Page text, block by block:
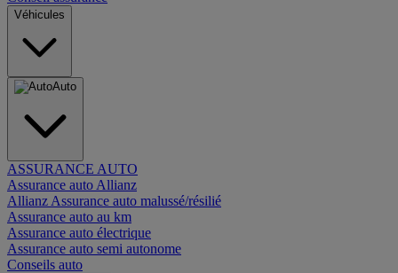
Véhicules
Auto
ASSURANCE AUTO
Assurance auto Allianz
Allianz Assurance auto malussé/résilié
Assurance auto au km
Assurance auto électrique
Assurance auto semi autonome
Conseils auto